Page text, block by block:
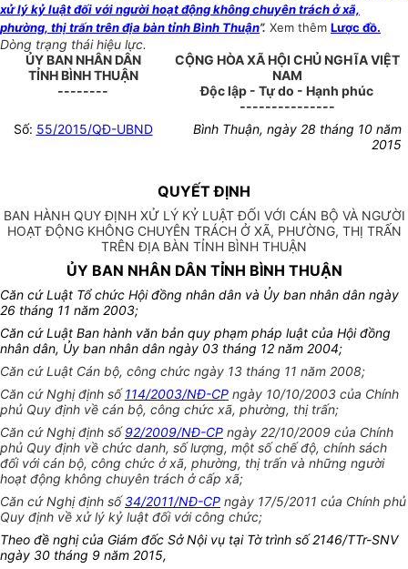
xử lý kỷ luật đối với người hoạt động không chuyên trách ở xã,
phường, thị trấn trên địa bàn tỉnh Bình Thuận”. Xem thêm Lược đồ.
Dòng trạng thái hiệu lực.
ỦY BAN NHÂN DÂN
TỈNH BÌNH THUẬN
--------
CỘNG HÒA XÃ HỘI CHỦ NGHĨA VIỆT
NAM
Độc lập - Tự do - Hạnh phúc
---------------
Số: 55/2015/QĐ-UBND
Bình Thuận, ngày 28 tháng 10 năm
2015
QUYẾT ĐỊNH
BAN HÀNH QUY ĐỊNH XỬ LÝ KỶ LUẬT ĐỐI VỚI CÁN BỘ VÀ NGƯỜI
HOẠT ĐỘNG KHÔNG CHUYÊN TRÁCH Ở XÃ, PHƯỜNG, THỊ TRẤN
TRÊN ĐỊA BÀN TỈNH BÌNH THUẬN
ỦY BAN NHÂN DÂN TỈNH BÌNH THUẬN
Căn cứ Luật Tổ chức Hội đồng nhân dân và Ủy ban nhân dân ngày
26 tháng 11 năm 2003;
Căn cứ Luật Ban hành văn bản quy phạm pháp luật của Hội đồng
nhân dân, Ủy ban nhân dân ngày 03 tháng 12 năm 2004;
Căn cứ Luật Cán bộ, công chức ngày 13 tháng 11 năm 2008;
Căn cứ Nghị định số114/2003/NĐ-CP ngày 10/10/2003 của Chính
phủ Quy định về cán bộ, công chức xã, phường, thị trấn;
Căn cứ Nghị định số92/2009/NĐ-CP ngày 22/10/2009 của Chính
phủ Quy định về chức danh, số lượng, một số chế độ, chính sách
đối với cán bộ, công chức ở xã, phường, thị trấn và những người
hoạt động không chuyên trách ở cấp xã;
Căn cứ Nghị định số34/2011/NĐ-CP ngày 17/5/2011 của Chính phủ
Quy định về xử lý kỷ luật đối với công chức;
Theo đề nghị của Giám đốc Sở Nội vụ tại Tờ trình số 2146/TTr-SNV
ngày 30 tháng 9 năm 2015,